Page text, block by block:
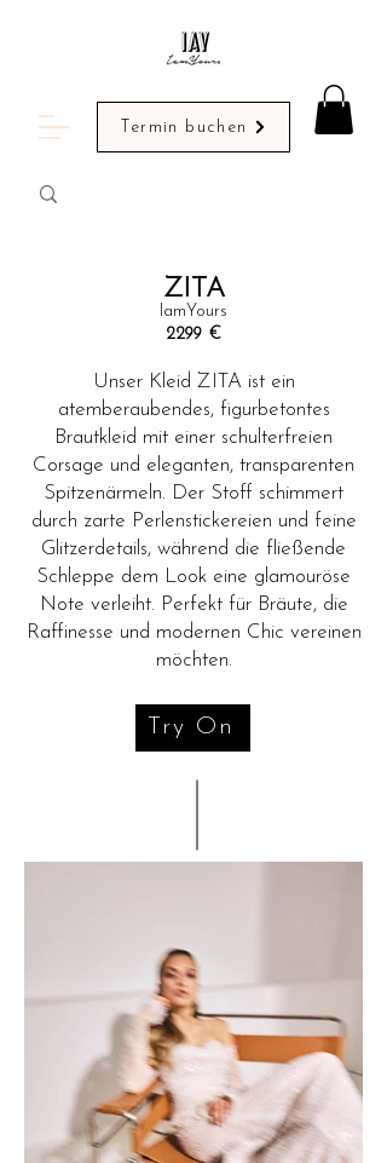
Termin buchen
ZITA
IamYours
2299 €
Unser Kleid ZITA ist ein
atemberaubendes, figurbetontes
Brautkleid mit einer schulterfreien
Corsage und eleganten, transparenten
Spitzenärmeln. Der Stoff schimmert
durch zarte Perlenstickereien und feine
Glitzerdetails, während die fließende
Schleppe dem Look eine glamouröse
Note verleiht. Perfekt für Bräute, die
Raffinesse und modernen Chic vereinen
möchten.
Try On